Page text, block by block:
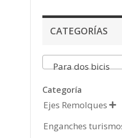
CATEGORÍAS
Para dos bicis
Categoría
Ejes Remolques 
Enganches